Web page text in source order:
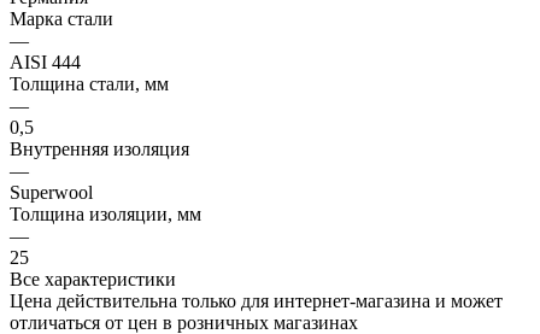
Марка стали
—
AISI 444
Толщина стали, мм
—
0,5
Внутренняя изоляция
—
Superwool
Толщина изоляции, мм
—
25
Все характеристики
Цена действительна только для интернет-магазина и может
отличаться от цен в розничных магазинах